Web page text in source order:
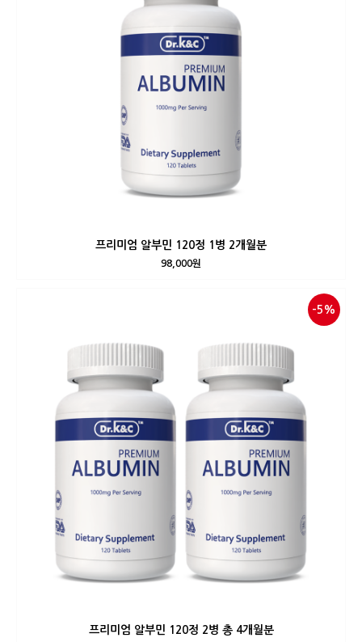
프리미엄 알부민 120정 1병 2개월분
98,000원
-5%
프리미엄 알부민 120정 2병 총 4개월분